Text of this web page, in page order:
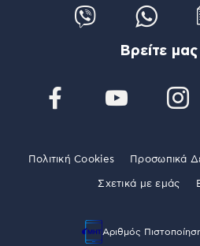
Βρείτε
Πολιτική Cookies Προσωπικά
Σχετικά με εμάς
Αριθμός